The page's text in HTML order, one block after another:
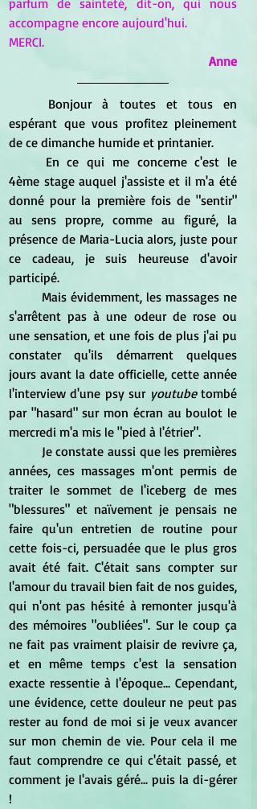
parfum de sainteté, dit-on, qui nous
accompagne encore aujourd'hui.
MERCI.
Anne
espérant que vous profitez pleinement
de ce dimanche humide et printanier.
4ème stage auquel j'assiste et il m'a été
donné pour la première fois de "sentir"
au sens propre, comme au figuré, la
présence de Maria-Lucia alors, juste pour
ce cadeau, je suis heureuse d'avoir
participé.
s'arrêtent pas à une odeur de rose ou
une sensation, et une fois de plus j'ai pu
constater qu'ils démarrent quelques
jours avant la date officielle, cette année
l'interview d'une psy sur youtube tombé
par "hasard" sur mon écran au boulot le
mercredi m'a mis le "pied à l'étrier".
années, ces massages m'ont permis de
traiter le sommet de l'iceberg de mes
"blessures" et naïvement je pensais ne
faire qu'un entretien de routine pour
cette fois-ci, persuadée que le plus gros
avait été fait. C'était sans compter sur
l'amour du travail bien fait de nos guides,
qui n'ont pas hésité à remonter jusqu'à
des mémoires "oubliées". Sur le coup ça
ne fait pas vraiment plaisir de revivre ça,
et en même temps c'est la sensation
exacte ressentie à l'époque... Cependant,
une évidence, cette douleur ne peut pas
rester au fond de moi si je veux avancer
sur mon chemin de vie. Pour cela il me
faut comprendre ce qui c'était passé, et
comment je l'avais géré... puis la di-gérer
!